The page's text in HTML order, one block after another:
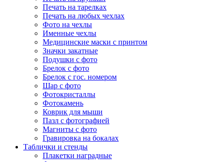
Печать на тарелках
Печать на любых чехлах
Фото на чехлы
Именные чехлы
Медицинские маски с принтом
Значки закатные
Подушки с фото
Брелок с фото
Брелок с гос. номером
Шар с фото
Фотокристаллы
Фотокамень
Коврик для мыши
Пазл с фотографией
Магниты с фото
Гравировка на бокалах
Таблички и стенды
Плакетки наградные